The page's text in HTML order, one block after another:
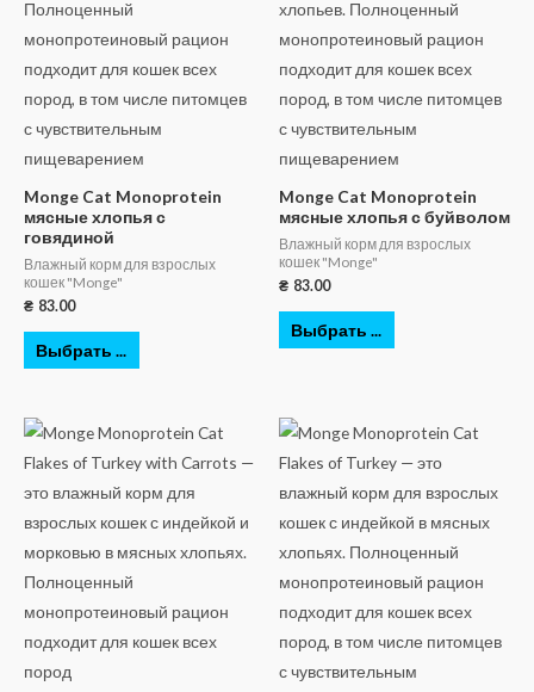
Monge Cat Monoprotein
мясные хлопья с
говядиной
Влажный корм для взрослых
кошек "Monge"
₴ 83.00
Выбрать ...
Monge Cat Monoprotein
мясные хлопья с буйволом
Влажный корм для взрослых
кошек "Monge"
₴ 83.00
Выбрать ...